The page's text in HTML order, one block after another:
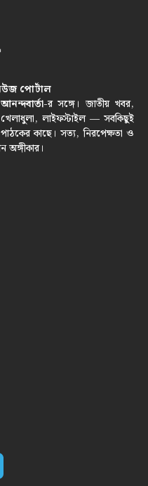
পোর্টাল
আনন্দবার্তা-র সঙ্গে। জাতীয় খবর,
লাইফস্টাইল — সবকিছুই
কাছে। সত্য, নিরপেক্ষতা ও
অঙ্গীকার।